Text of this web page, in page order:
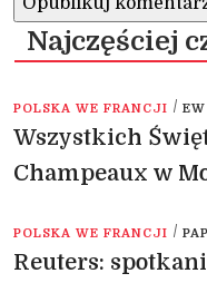
Najczęściej
POLSKA WE FRANCJI /
Wszystkich
Champeaux w
POLSKA WE FRANCJI /
Reuters: